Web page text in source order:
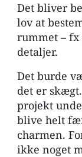
Det bliver
lov at
rummet –
detaljer.
Det burde
det er
projekt
blive helt
charmen.
ikke noget